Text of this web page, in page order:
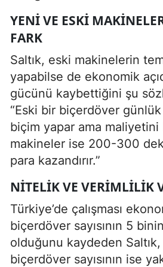
YENI VE ESKI
FARK
Saltık, eski makinelerin
yapabilse de ekonomik
gücünü kaybettiğini şu
“Eski bir biçerdöver
biçim yapar ama maliyetini
makineler ise 200-300
para kazandırır.”
NITELIK VE VERIMLILIK
Türkiye’de çalışması
biçerdöver sayısının 5
olduğunu kaydeden
biçerdöver sayısının ise